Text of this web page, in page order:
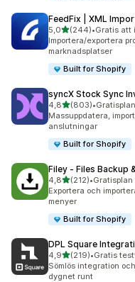
FeedFix | XML
5,0av 5 stjärnor
(244)
244 recensioner totalt
•Gratis att
Importera/exportera
marknadsplatser
Built for Shopify
syncX Stock Sync
4,8av 5 stjärnor
(803)
803 recensioner totalt
•
Massuppdatera,
anslutningar
Built for Shopify
Filey ‑ Files Backup
4,8av 5 stjärnor
(212)
212 recensioner totalt
•
Exportera och
menyer
Built for Shopify
DPL Square
4,9av 5 stjärnor
(219)
219 recensioner totalt
•Gratis
Sömlös integration
dygnet runt